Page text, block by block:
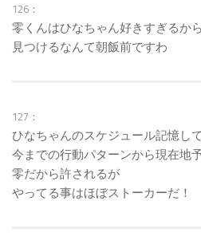
126：
零くんはひなちゃん好きすぎるか
見つけるなんて朝飯前ですわ
127：
ひなちゃんのスケジュール記憶して
今までの行動パターンから現在地
零だから許されるが
やってる事はほぼストーカーだ！